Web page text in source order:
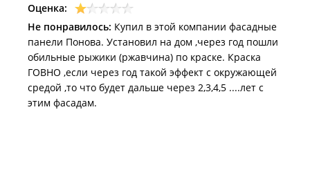
Оценка:
Не понравилось: Купил в этой компании фасадные
панели Понова. Установил на дом ,через год пошли
обильные рыжики (ржавчина) по краске. Краска
ГОВНО ,если через год такой эффект с окружающей
средой ,то что будет дальше через 2,3,4,5 ....лет с
этим фасадам.